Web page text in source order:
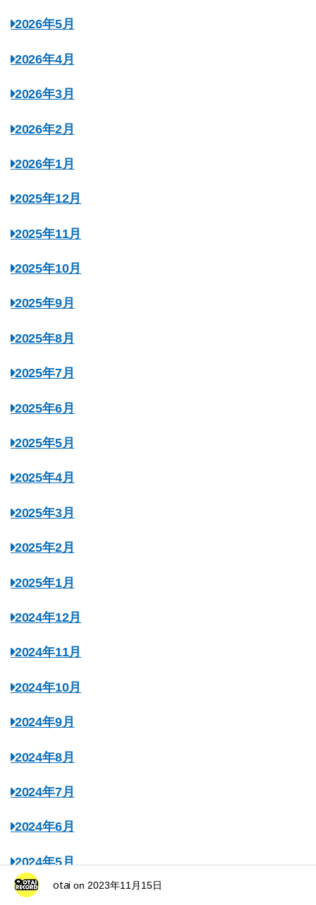
2026年5月
2026年4月
2026年3月
2026年2月
2026年1月
2025年12月
2025年11月
2025年10月
2025年9月
2025年8月
2025年7月
2025年6月
2025年5月
2025年4月
2025年3月
2025年2月
2025年1月
2024年12月
2024年11月
2024年10月
2024年9月
2024年8月
2024年7月
2024年6月
2024年5月
2024年4月
otai on 2023年11月15日